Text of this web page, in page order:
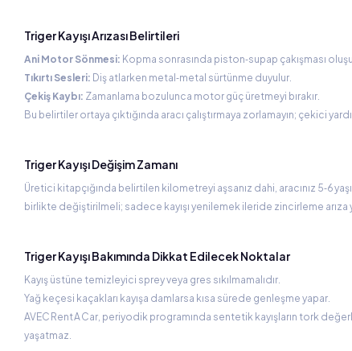
Triger Kayışı Arızası Belirtileri
Ani Motor Sönmesi: Kopma sonrasında piston‑supap çakışması
Tıkırtı Sesleri: Diş atlarken metal‑metal sürtünme duyulur.
Çekiş Kaybı: Zamanlama bozulunca motor güç üretmeyi bırakır.
Bu belirtiler ortaya çıktığında aracı çalıştırmaya zorlamayın; çekici
Triger Kayışı Değişim Zamanı
Üretici kitapçığında belirtilen kilometreyi aşsanız dahi, aracınız 5‑6
birlikte değiştirilmeli; sadece kayışı yenilemek ileride zincirleme arıza
Triger Kayışı Bakımında Dikkat Edilecek Noktalar
Kayış üstüne temizleyici sprey veya gres sıkılmamalıdır.
Yağ keçesi kaçakları kayışa damlarsa kısa sürede genleşme yapar.
AVEC Rent A Car, periyodik programında sentetik kayışların tork
yaşatmaz.